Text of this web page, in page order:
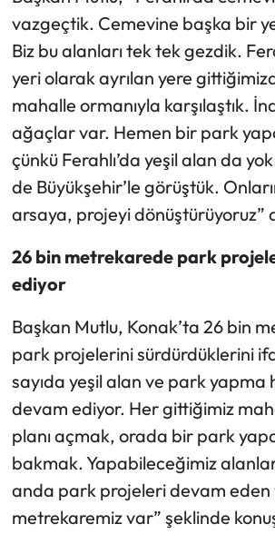
vazgeçtik. Cemevine başka bir
Biz bu alanları tek tek gezdik.
yeri olarak ayrılan yere
mahalle ormanıyla karşılaştık.
ağaçlar var. Hemen bir park
çünkü Ferahlı’da yeşil alan da
de Büyükşehir’le görüştük.
arsaya, projeyi dönüştürüyoruz”
26 bin metrekarede park
ediyor
Başkan Mutlu, Konak’ta 26 bin
park projelerini sürdürdüklerini
sayıda yeşil alan ve park yapma
devam ediyor. Her gittiğimiz
planı açmak, orada bir park
bakmak. Yapabileceğimiz
anda park projeleri devam eden
metrekaremiz var” şeklinde